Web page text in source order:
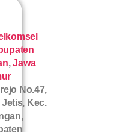
,Jawa
No.47,
Kec.